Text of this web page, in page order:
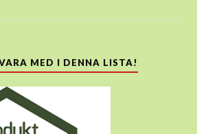
MED I DENNA LISTA!